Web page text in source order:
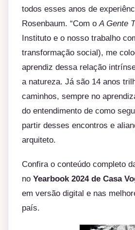
todos esses anos de
Rosenbaum. “Com oA Gente
Instituto e o nosso trabalho
transformação social), me
aprendiz dessa relação
a natureza. Já são 14 anos
caminhos, sempre no
do entendimento de como
partir desses encontros e
arquiteto.
Confira o conteúdo completo
no Yearbook 2024 de Casa
em versão digital e nas
país.